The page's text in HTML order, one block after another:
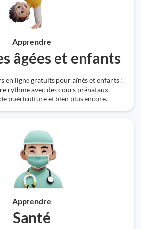
Apprendre
âgées et enfants
en ligne gratuits pour aînés et enfants !
rythme avec des cours prénataux,
puériculture et bien plus encore.
Apprendre
Santé